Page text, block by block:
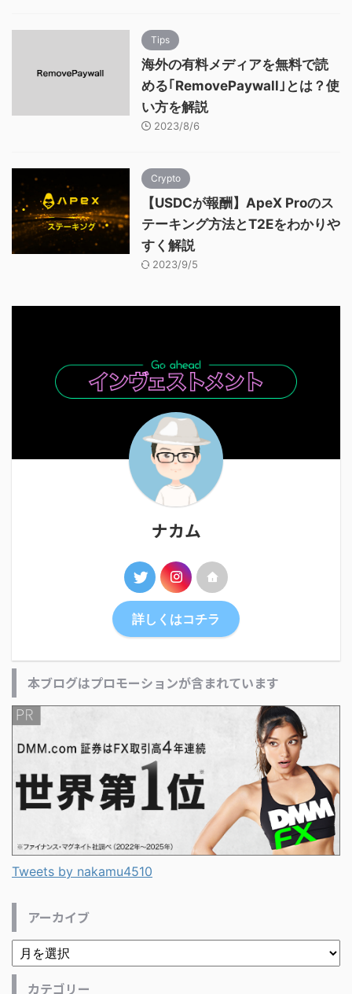
Tips
海外の有料メディアを無料で読
める｢RemovePaywall｣とは？使
い方を解説
2023/8/6
Crypto
【USDCが報酬】ApeX Proのス
テーキング方法とT2Eをわかりや
すく解説
2023/9/5
ナカム
詳しくはコチラ
本ブログはプロモーションが含まれています
Tweets by nakamu4510
アーカイブ
カテゴリー